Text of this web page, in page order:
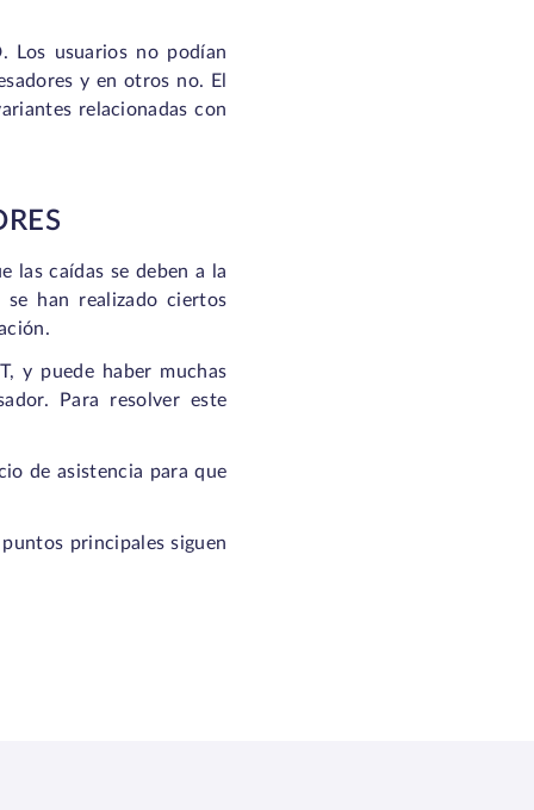
Los usuarios no podían
y en otros no. El
relacionadas con
las caídas se deben a la
han realizado ciertos
y puede haber muchas
Para resolver este
de asistencia para que
principales siguen